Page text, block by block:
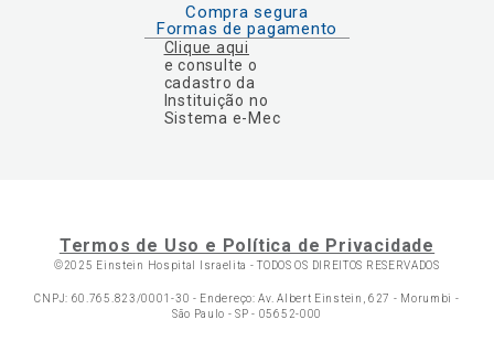
Compra segura
Formas de pagamento
Clique aqui
e consulte o
cadastro da
Instituição no
Sistema e-Mec
Termos de Uso e Política de Privacidade
©2025 Einstein Hospital Israelita -TODOS OS DIREITOS RESERVADOS
CNPJ: 60.765.823/0001-30 - Endereço: Av. Albert Einstein, 627 - Morumbi -
São Paulo - SP - 05652-000